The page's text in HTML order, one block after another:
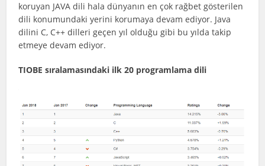
koruyan JAVA dili hala dünyanın en çok rağbet gösterilen
dili konumundaki yerini korumaya devam ediyor. Java
dilini C, C++ dilleri geçen yıl olduğu gibi bu yılda takip
etmeye devam ediyor.
TIOBE sıralamasındaki ilk 20 programlama dili